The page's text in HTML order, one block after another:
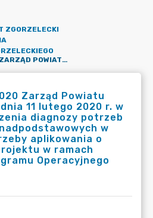
ZGORZELECKI
UCHWAŁA NR 147/2020 ZARZĄD POWIATU ZGORZELECKIEGO Z DNIA 11 LUTEGO 2020 R. W SPRAWIE ZATWIERDZENIA DIAGNOZY POTRZEB ZESPOŁU SZKÓŁ PONADPODSTAWOWYCH W ZGORZELCU NA POTRZEBY APLIKOWANIA O DOFINANSOWANIE PROJEKTU W RAMACH REGIONALNEGO PROGRAMU OPERACYJNEGO
Zarząd Powiatu
11 lutego 2020 r. w
diagnozy potrzeb
w
aplikowania o
w ramach
Operacyjnego